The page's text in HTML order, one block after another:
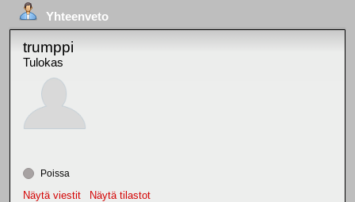
Yhteenveto
trumppi
Tulokas
Poissa
Näytä viestit
Näytä tilastot